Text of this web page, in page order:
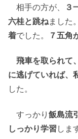
相手の方が、 ３
六桂と跳ねました
着でした。 ７五角
飛車を取られて
に逃げていれば、
した。
すっかり 飯島流
しっかり学習 しま